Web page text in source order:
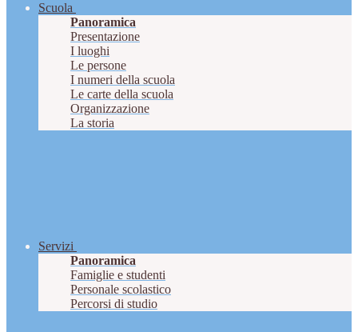
Scuola
Panoramica
Presentazione
I luoghi
Le persone
I numeri della scuola
Le carte della scuola
Organizzazione
La storia
Servizi
Panoramica
Famiglie e studenti
Personale scolastico
Percorsi di studio